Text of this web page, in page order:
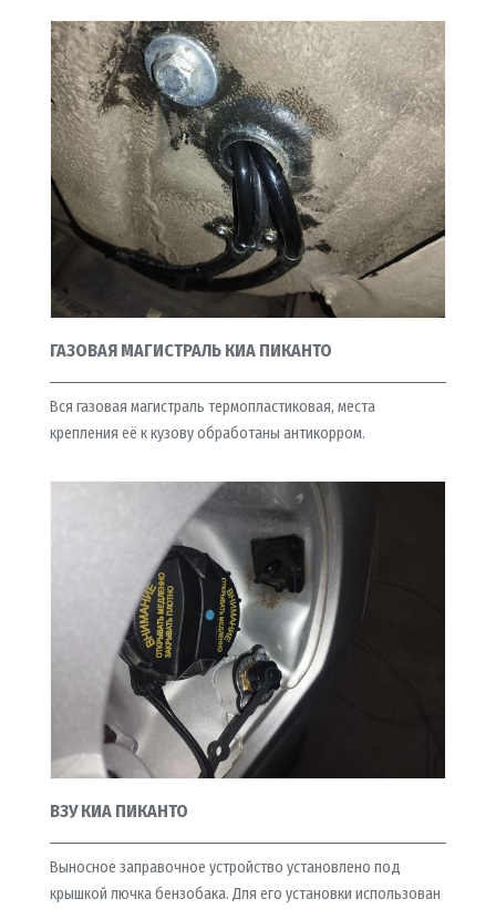
ГАЗОВАЯ МАГИСТРАЛЬ КИА ПИКАНТО
Вся газовая магистраль термопластиковая, места
крепления её к кузову обработаны антикорром.
ВЗУ КИА ПИКАНТО
Выносное заправочное устройство установлено под
крышкой лючка бензобака. Для его установки использован